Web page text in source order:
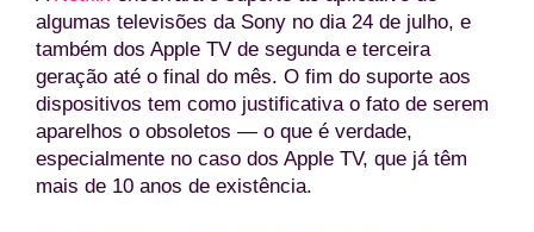
algumas televisões da Sony no dia 24 de julho, e
também dos Apple TV de segunda e terceira
geração até o final do mês. O fim do suporte aos
dispositivos tem como justificativa o fato de serem
aparelhos o obsoletos — o que é verdade,
especialmente no caso dos Apple TV, que já têm
mais de 10 anos de existência.